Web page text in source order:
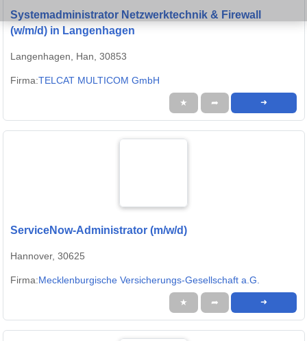
Systemadministrator Netzwerktechnik & Firewall
(w/m/d) in Langenhagen
Langenhagen, Han, 30853
Firma:TELCAT MULTICOM GmbH
★ ➦ ➜
ServiceNow-Administrator (m/w/d)
Hannover, 30625
Firma:Mecklenburgische Versicherungs-Gesellschaft a.G.
★ ➦ ➜